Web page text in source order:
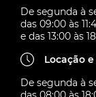
De segunda à
das 09:00 às
e das 13:00 às
Locação
De segunda à